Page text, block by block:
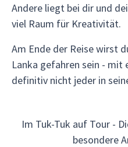
Andere liegt bei dir und
viel Raum für Kreativität.
Am Ende der Reise wirst
Lanka gefahren sein - mit
definitiv nicht jeder in
Im Tuk-Tuk auf Tour -
besondere